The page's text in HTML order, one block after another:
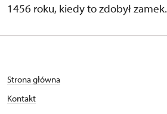
1456 roku, kiedy to zdobył zamek.
Strona główna
Kontakt